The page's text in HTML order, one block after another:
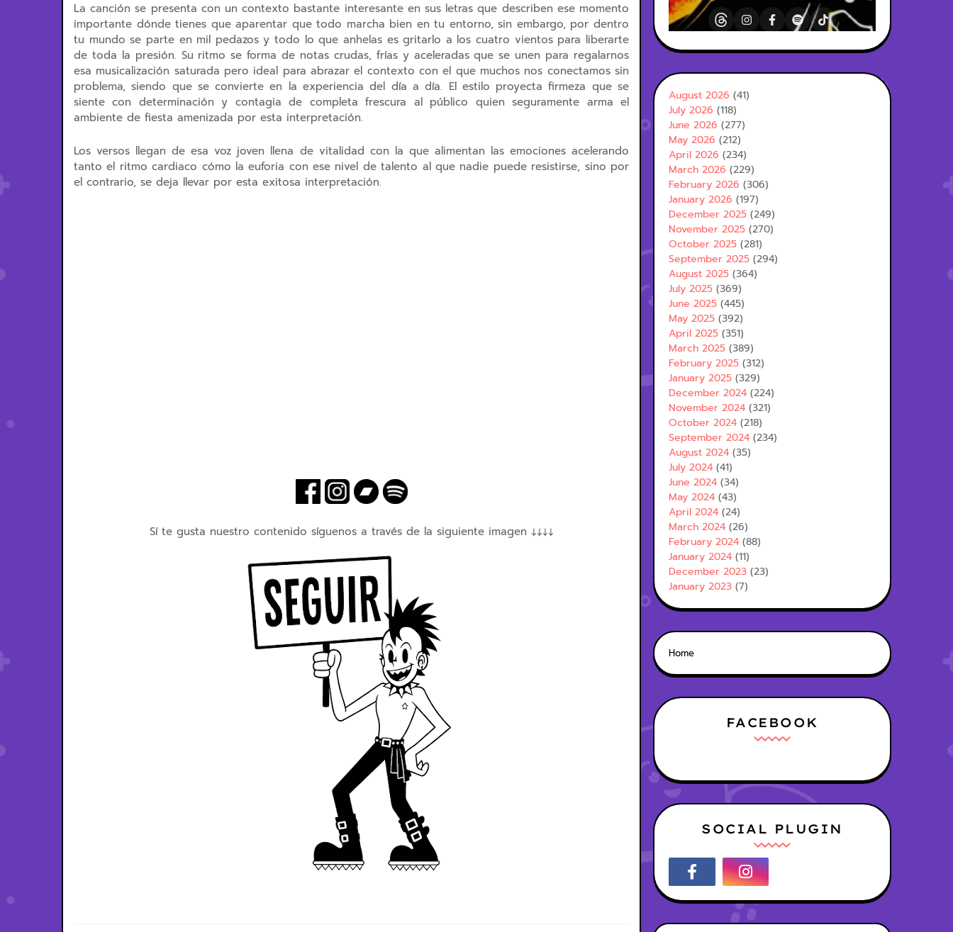
La canción se presenta con un contexto bastante interesante en sus letras que describen ese momento
importante dónde tienes que aparentar que todo marcha bien en tu entorno, sin embargo, por dentro
tu mundo se parte en mil pedazos y todo lo que anhelas es gritarlo a los cuatro vientos para liberarte
de toda la presión. Su ritmo se forma de notas crudas, frías y aceleradas que se unen para regalarnos
esa musicalización saturada pero ideal para abrazar el contexto con el que muchos nos conectamos sin
problema, siendo que se convierte en la experiencia del día a día. El estilo proyecta firmeza que se
siente con determinación y contagia de completa frescura al público quien seguramente arma el
ambiente de fiesta amenizada por esta interpretación.
Los versos llegan de esa voz joven llena de vitalidad con la que alimentan las emociones acelerando
tanto el ritmo cardiaco cómo la euforia con ese nivel de talento al que nadie puede resistirse, sino por
el contrario, se deja llevar por esta exitosa interpretación.
Sí te gusta nuestro contenido síguenos a través de la siguiente imagen ↓↓↓↓
August 2026 (41)
July 2026 (118)
June 2026 (277)
May 2026 (212)
April 2026 (234)
March 2026 (229)
February 2026 (306)
January 2026 (197)
December 2025 (249)
November 2025 (270)
October 2025 (281)
September 2025 (294)
August 2025 (364)
July 2025 (369)
June 2025 (445)
May 2025 (392)
April 2025 (351)
March 2025 (389)
February 2025 (312)
January 2025 (329)
December 2024 (224)
November 2024 (321)
October 2024 (218)
September 2024 (234)
August 2024 (35)
July 2024 (41)
June 2024 (34)
May 2024 (43)
April 2024 (24)
March 2024 (26)
February 2024 (88)
January 2024 (11)
December 2023 (23)
January 2023 (7)
Home
FACEBOOK
SOCIAL PLUGIN